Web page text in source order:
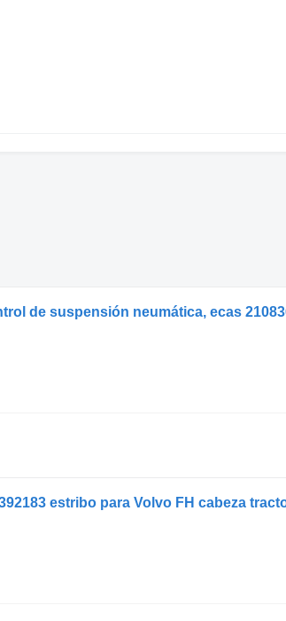
de suspensión neumática, ecas
estribo para Volvo FH cabeza